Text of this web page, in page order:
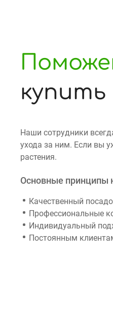
Наши сотрудники
ухода за ним. Если вы
растения.
Основные принципы
Качественный
Профессиональные
Индивидуальный
Постоянным